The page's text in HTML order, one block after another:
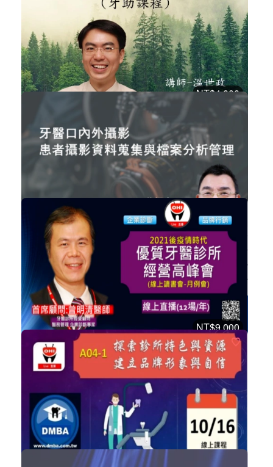
講師-黃建文-醫學倫理與醫病關係之...
加入購物車
購買後有效期限：2026-09-06
4093
NT$4,000
講師-溫世政-超級植牙助理基礎保證班...
牙醫助理 加入購物車
購買後有效期限：2026-09-06
4059
NT$3,000
曾振文 - 牙醫口內外攝影-患者攝影資...
數位牙科 加入購物車
購買後有效期限：2026-11-06
4044
NT$9,000
牙醫經營高峰會院長培訓班(全套15小時)
系列性課程 加入購物車
4030
NT$900